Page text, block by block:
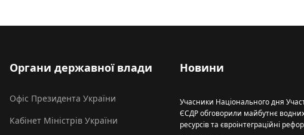
Органи державної влади
Офіс Президента України
Кабінет Міністрів України
Новини
Учасники Національного дня
ЄСДР обговорили майбутнє
ресурсів та євроінтеграційні